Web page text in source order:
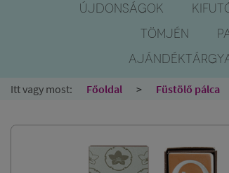
ÚJDONSÁGOK
TÖMJÉN
Itt vagy most: Főoldal Füstölő pálca